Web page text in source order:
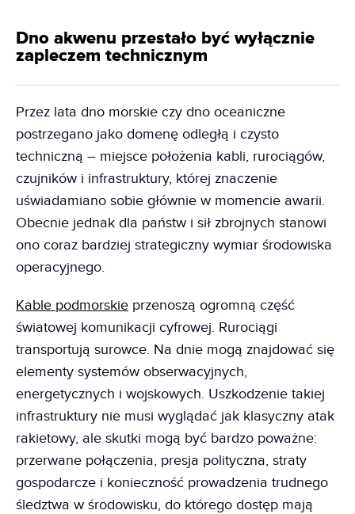
Dno akwenu przestało być wyłącznie
zapleczem technicznym
Przez lata dno morskie czy dno oceaniczne
postrzegano jako domenę odległą i czysto
techniczną – miejsce położenia kabli, rurociągów,
czujników i infrastruktury, której znaczenie
uświadamiano sobie głównie w momencie awarii.
Obecnie jednak dla państw i sił zbrojnych stanowi
ono coraz bardziej strategiczny wymiar środowiska
operacyjnego.
Kable podmorskie przenoszą ogromną część
światowej komunikacji cyfrowej. Rurociągi
transportują surowce. Na dnie mogą znajdować się
elementy systemów obserwacyjnych,
energetycznych i wojskowych. Uszkodzenie takiej
infrastruktury nie musi wyglądać jak klasyczny atak
rakietowy, ale skutki mogą być bardzo poważne:
przerwane połączenia, presja polityczna, straty
gospodarcze i konieczność prowadzenia trudnego
śledztwa w środowisku, do którego dostęp mają